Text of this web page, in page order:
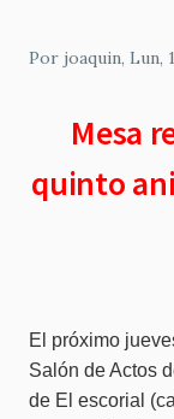
Por joaquin, Lun,
Mesa
quinto
El próximo
Salón de Actos
de El escorial